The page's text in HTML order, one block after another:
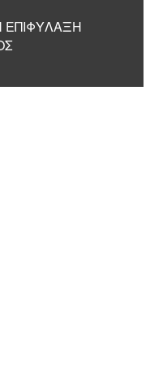
ΕΠΙΦΥΛΑΞΗ